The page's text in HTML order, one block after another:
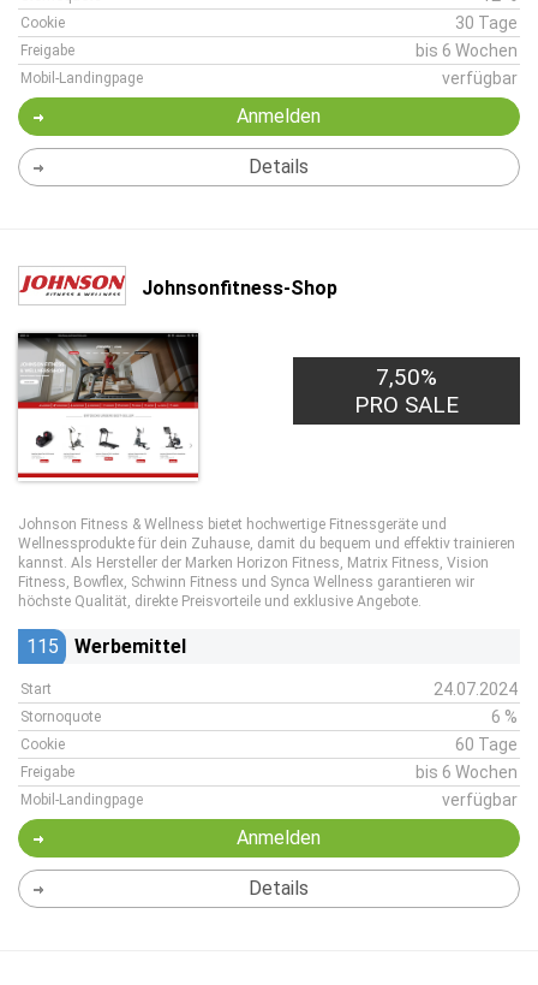
Cookie 30 Tage
Freigabe bis 6 Wochen
Mobil-Landingpage verfügbar
Anmelden
Details
Johnsonfitness-Shop
7,50%
PRO SALE
Johnson Fitness & Wellness bietet hochwertige Fitnessgeräte und
Wellnessprodukte für dein Zuhause, damit du bequem und effektiv trainieren
kannst. Als Hersteller der Marken Horizon Fitness, Matrix Fitness, Vision
Fitness, Bowflex, Schwinn Fitness und Synca Wellness garantieren wir
höchste Qualität, direkte Preisvorteile und exklusive Angebote.
115 Werbemittel
Start 24.07.2024
Stornoquote 6 %
Cookie 60 Tage
Freigabe bis 6 Wochen
Mobil-Landingpage verfügbar
Anmelden
Details